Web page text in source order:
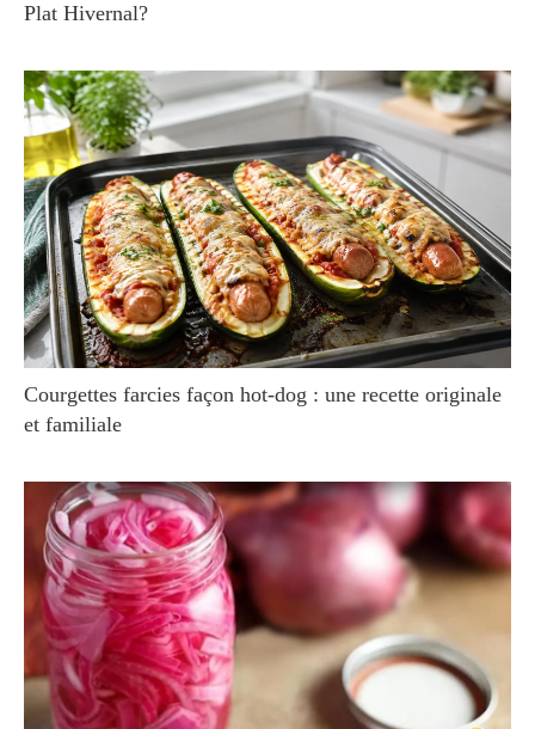
Plat Hivernal?
Courgettes farcies façon hot-dog : une recette originale
et familiale